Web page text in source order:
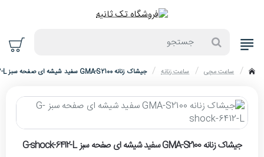
home
ساعت مچی ساعت زنانه جیشاک زنانه GMA-S2100 سفید شیشه ای صفحه سبز G-shock-6412-L
حراج
جیشاک زنانه GMA-S2100 سفید شیشه ای صفحه سبز G-shock-6412-L